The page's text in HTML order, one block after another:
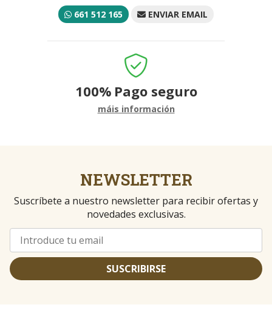
661 512 165 ENVIAR EMAIL
100% Pago seguro
máis información
NEWSLETTER
Suscríbete a nuestro newsletter para recibir ofertas y
novedades exclusivas.
SUSCRIBIRSE